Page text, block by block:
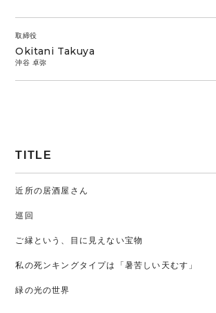
取締役
Okitani Takuya
沖谷 卓弥
TITLE
近所の居酒屋さん
巡回
ご縁という、目に見えない宝物
私の死ンキングタイプは「暑苦しい天むす」
緑の光の世界